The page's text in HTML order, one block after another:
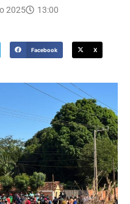
2025
13:00
Facebook X